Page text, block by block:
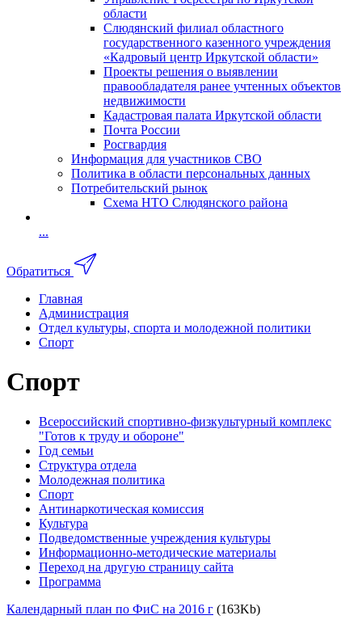
области
Слюдянский филиал областного
государственного казенного учреждения
«Кадровый центр Иркутской области»
Проекты решения о выявлении
правообладателя ранее учтенных объектов
недвижимости
Кадастровая палата Иркутской области
Почта России
Росгвардия
Информация для участников СВО
Политика в области персональных данных
Потребительский рынок
Схема НТО Слюдянского района
...
Обратиться
Главная
Администрация
Отдел культуры, спорта и молодежной политики
Спорт
Спорт
Всероссийский спортивно-физкультурный комплекс
"Готов к труду и обороне"
Год семьи
Структура отдела
Молодежная политика
Спорт
Антинаркотическая комиссия
Культура
Подведомственные учреждения культуры
Информационно-методические материалы
Переход на другую страницу сайта
Программа
Календарный план по ФиС на 2016 г (163Kb)